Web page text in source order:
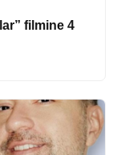
filmine 4